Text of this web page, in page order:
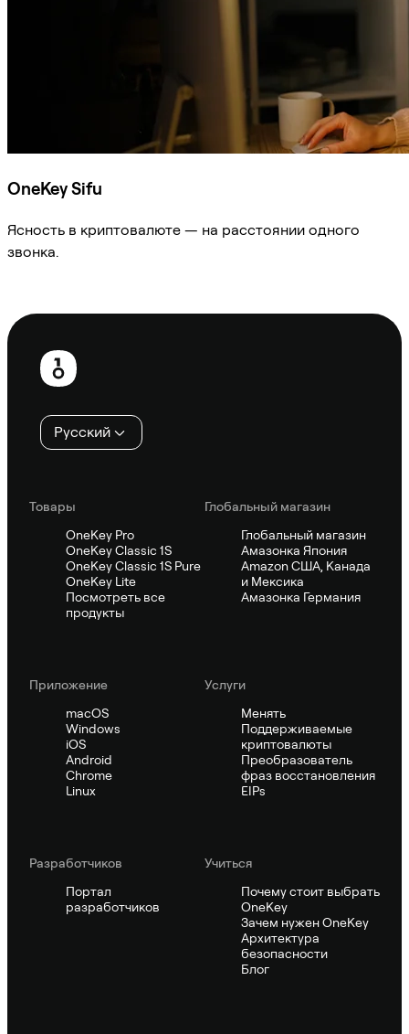
OneKey Sifu
Ясность в криптовалюте — на расстоянии одного
звонка.
Нижний
колонтитул
Русский
Товары
OneKey Pro
OneKey Classic 1S
OneKey Classic 1S Pure
OneKey Lite
Посмотреть все
продукты
Глобальный магазин
Глобальный магазин
Амазонка Япония
Amazon США, Канада
и Мексика
Амазонка Германия
Приложение
macOS
Windows
iOS
Android
Chrome
Linux
Услуги
Менять
Поддерживаемые
криптовалюты
Преобразователь
фраз восстановления
EIPs
Pазработчиков
Портал
разработчиков
Учиться
Почему стоит выбрать
OneKey
Зачем нужен OneKey
Архитектура
безопасности
Блог